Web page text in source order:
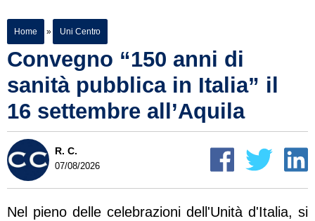
Home » Uni Centro
Convegno “150 anni di
sanità pubblica in Italia” il
16 settembre all’Aquila
R. C.
07/08/2026
Nel pieno delle celebrazioni dell'Unità d'Italia, si